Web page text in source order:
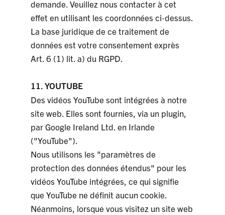
demande. Veuillez nous contacter à cet
effet en utilisant les coordonnées ci-dessus.
La base juridique de ce traitement de
données est votre consentement exprès
Art. 6 (1) lit. a) du RGPD.
11. YOUTUBE
Des vidéos YouTube sont intégrées à notre
site web. Elles sont fournies, via un plugin,
par Google Ireland Ltd. en Irlande
("YouTube").
Nous utilisons les "paramètres de
protection des données étendus" pour les
vidéos YouTube intégrées, ce qui signifie
que YouTube ne définit aucun cookie.
Néanmoins, lorsque vous visitez un site web